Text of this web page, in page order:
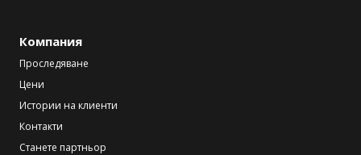
Компания
Проследяване
Цени
Истории на клиенти
Контакти
Станете партньор